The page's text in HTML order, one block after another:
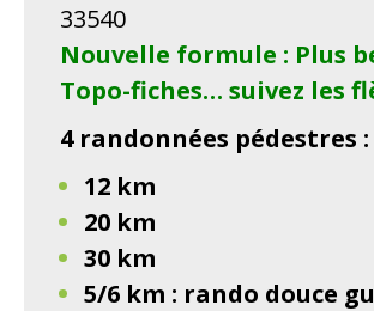
33540
Nouvelle formule : Plus
Topo-fiches… suivez les
4 randonnées pédestres :
12 km
20 km
30 km
5/6 km : rando douce